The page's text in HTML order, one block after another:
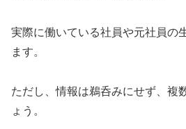
実際に働いている社員や元社員の
ます。
ただし、情報は鵜呑みにせず、複
ょう。